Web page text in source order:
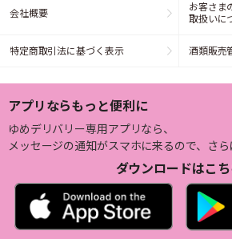
会社概要
お客さま
取扱いに
特定商取引法に基づく表示 酒類販売
アプリならもっと便利に
ゆめデリバリー専用アプリなら、
メッセージの通知がスマホに来るので、さら
ダウンロードはこち